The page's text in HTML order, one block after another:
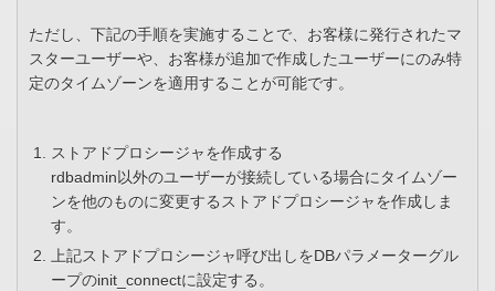
ただし、下記の手順を実施することで、お客様に発行されたマ
スターユーザーや、お客様が追加で作成したユーザーにのみ特
定のタイムゾーンを適用することが可能です。
ストアドプロシージャを作成する
rdbadmin以外のユーザーが接続している場合にタイムゾー
ンを他のものに変更するストアドプロシージャを作成しま
す。
上記ストアドプロシージャ呼び出しをDBパラメーターグル
ープのinit_connectに設定する。